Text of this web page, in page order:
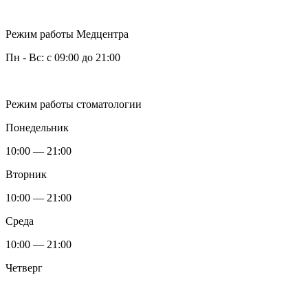
Режим работы Медцентра
Пн - Вс: с 09:00 до 21:00
Режим работы стоматологии
Понедельник
10:00 — 21:00
Вторник
10:00 — 21:00
Среда
10:00 — 21:00
Четверг